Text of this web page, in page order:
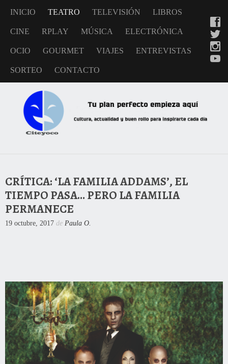
INICIO TEATRO TELEVISIÓN LIBROS
CINE RPLAY MÚSICA ELECTRÓNICA
OCIO GOURMET VIAJES ENTREVISTAS
SORTEO CONTACTO
CRÍTICA: ‘LA FAMILIA ADDAMS’, EL
TIEMPO PASA… PERO LA FAMILIA
PERMANECE
19 octubre, 2017 de Paula O.